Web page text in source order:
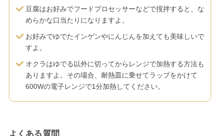
豆腐はお好みでフードプロセッサーなどで撹拌すると、な
めらかな口当たりになりますよ。
お好みでゆでたインゲンやにんじんを加えても美味しいで
すよ。
オクラはゆでる以外に切ってからレンジで加熱する方法も
ありますよ。その場合、耐熱皿に乗せてラップをかけて
600Wの電子レンジで1分加熱してください。
よくある質問